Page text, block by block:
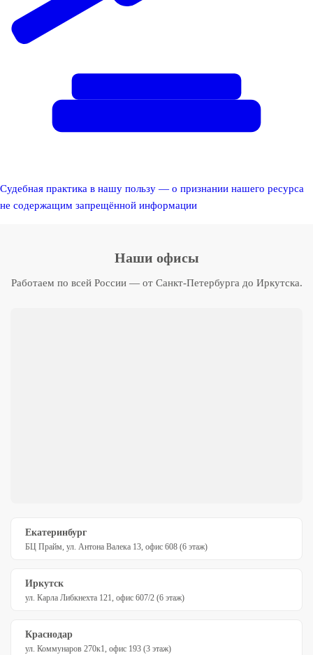
Судебная практика в нашу пользу — о признании нашего ресурса
не содержащим запрещённой информации
Наши офисы
Работаем по всей России — от Санкт-Петербурга до Иркутска.
Екатеринбург
БЦ Прайм, ул. Антона Валека 13, офис 608 (6 этаж)
Иркутск
ул. Карла Либкнехта 121, офис 607/2 (6 этаж)
Краснодар
ул. Коммунаров 270к1, офис 193 (3 этаж)